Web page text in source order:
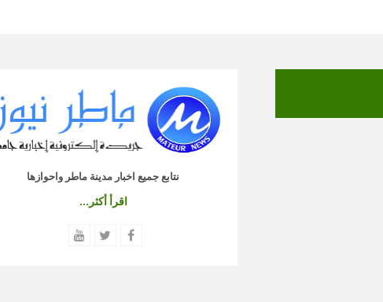
نتابع جميع اخبار مدينة ماطر واحوازها
اقرأ أكثر...